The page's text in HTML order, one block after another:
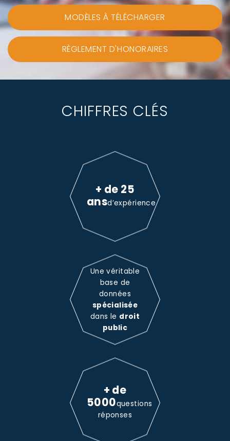
MODÈLES À TÉLÉCHARGER
RÈGLEMENT D'HONORAIRES
CHIFFRES CLÉS
+ de 25
ansd’expérience
Une véritable
base de
données
spécialisée
dans le droit
public
+ de
5000questions
réponses